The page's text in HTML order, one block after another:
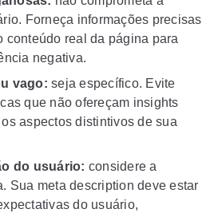
Forneça informações precisas
conteúdo real da página para
negativa.
vago: seja específico. Evite
que não ofereçam insights
aspectos distintivos de sua
do usuário: considere a
Sua meta description deve estar
do usuário,